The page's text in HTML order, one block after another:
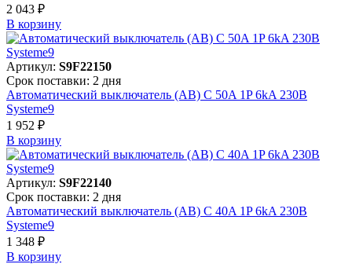
2 043 ₽
В корзинy
Артикул: S9F22150
Срок поставки: 2 дня
Автоматический выключатель (АВ) C 50A 1P 6kA 230В
Systeme9
1 952 ₽
В корзинy
Артикул: S9F22140
Срок поставки: 2 дня
Автоматический выключатель (АВ) C 40A 1P 6kA 230В
Systeme9
1 348 ₽
В корзинy